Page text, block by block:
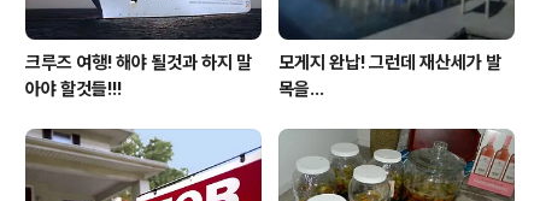
크루즈 여행! 해야 될것과 하지 말
아야 할것들!!!
모게지 완납! 그런데 재산세가 발
목을...